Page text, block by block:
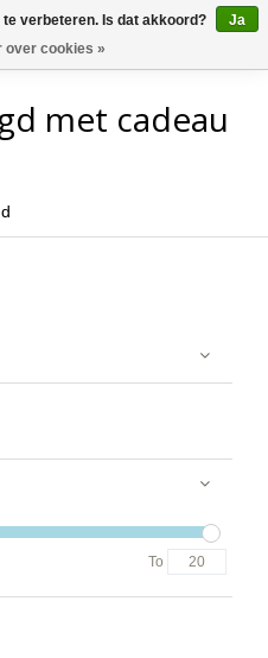
met cadeau
To
verbeteren. Is dat akkoord?
Ja
over cookies »